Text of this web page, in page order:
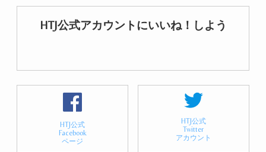
HTJ公式アカウントにいいね！しよう
HTJ公式
Facebook
ページ
HTJ公式
Twitter
アカウント